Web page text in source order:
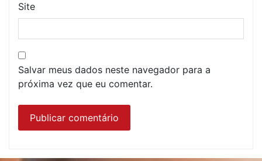
Site
Salvar meus dados neste navegador para a
próxima vez que eu comentar.